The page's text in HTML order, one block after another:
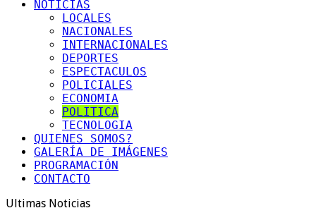
NOTICIAS
LOCALES
NACIONALES
INTERNACIONALES
DEPORTES
ESPECTACULOS
POLICIALES
ECONOMIA
POLITICA
TECNOLOGIA
QUIENES SOMOS?
GALERÍA DE IMÁGENES
PROGRAMACIÓN
CONTACTO
Ultimas Noticias